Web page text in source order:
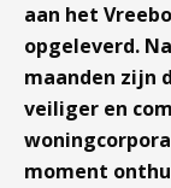
aan het
opgeleverd.
maanden zijn
veiliger en
moment